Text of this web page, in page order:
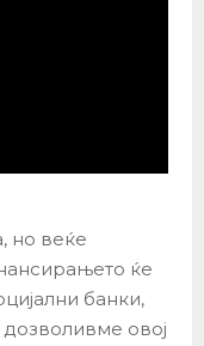
но веќе
ќе
банки,
овој